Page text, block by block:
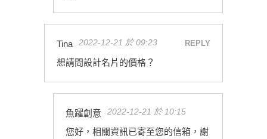
Tina 2022-12-21 於 09:23 REPLY
想請問設計名片的價格？
魚躍創意 2022-12-21 於 10:15
您好，相關資訊已寄至您的信箱，謝